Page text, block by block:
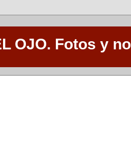
OJO. Fotos y